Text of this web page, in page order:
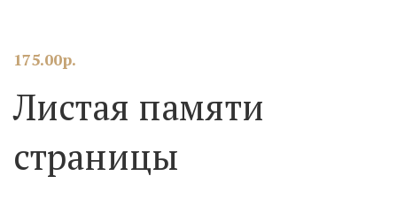
175.00р.
Листая памяти
страницы